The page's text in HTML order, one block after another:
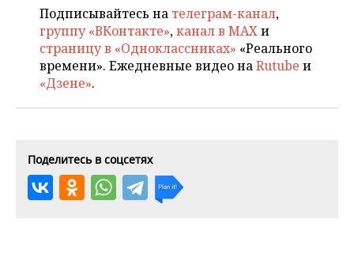
Подписывайтесь на телеграм-канал,
группу «ВКонтакте»,канал в MAXи
страницу в «Одноклассниках» «Реального
времени». Ежедневные видео наRutube и
«Дзене».
Поделитесь в соцсетях